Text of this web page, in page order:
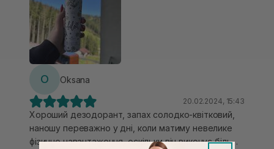
розпилені, коли наносите його, то це краще
робити в ванній і при ввімкненій вентиляції.
O Oksana
20.02.2024, 15:43
Хороший дезодорант, запах солодко-квітковий,
наношу переважно у дні, коли матиму невелике
фізичне навантаження, оскільки він виконує більше